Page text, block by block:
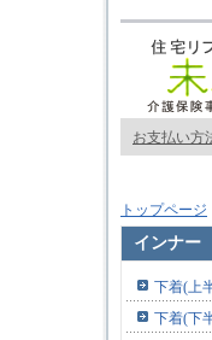
お支払い方
トップページ
インナー
下着(上
下着(下